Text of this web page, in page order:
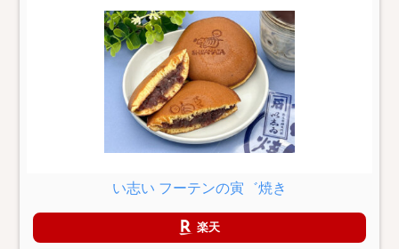
い志い フーテンの寅゛焼き
楽天